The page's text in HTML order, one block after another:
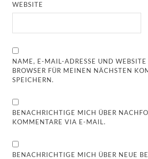
WEBSITE
NAME, E-MAIL-ADRESSE UND
BROWSER FÜR MEINEN NÄCHSTEN
SPEICHERN.
BENACHRICHTIGE MICH ÜBER
KOMMENTARE VIA E-MAIL.
BENACHRICHTIGE MICH ÜBER NEUE